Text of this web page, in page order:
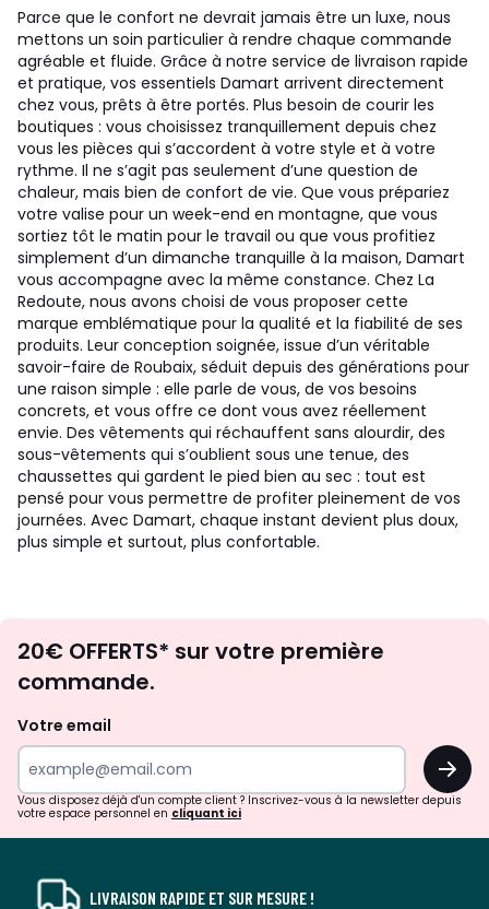
Parce que le confort ne devrait jamais être un luxe, nous
mettons un soin particulier à rendre chaque commande
agréable et fluide. Grâce à notre service de livraison rapide
et pratique, vos essentiels Damart arrivent directement
chez vous, prêts à être portés. Plus besoin de courir les
boutiques : vous choisissez tranquillement depuis chez
vous les pièces qui s’accordent à votre style et à votre
rythme. Il ne s’agit pas seulement d’une question de
chaleur, mais bien de confort de vie. Que vous prépariez
votre valise pour un week-end en montagne, que vous
sortiez tôt le matin pour le travail ou que vous profitiez
simplement d’un dimanche tranquille à la maison, Damart
vous accompagne avec la même constance. Chez La
Redoute, nous avons choisi de vous proposer cette
marque emblématique pour la qualité et la fiabilité de ses
produits. Leur conception soignée, issue d’un véritable
savoir-faire de Roubaix, séduit depuis des générations pour
une raison simple : elle parle de vous, de vos besoins
concrets, et vous offre ce dont vous avez réellement
envie. Des vêtements qui réchauffent sans alourdir, des
sous-vêtements qui s’oublient sous une tenue, des
chaussettes qui gardent le pied bien au sec : tout est
pensé pour vous permettre de profiter pleinement de vos
journées. Avec Damart, chaque instant devient plus doux,
plus simple et surtout, plus confortable.
d'inspirations
surprises?
20€ OFFERTS* sur votre première
commande.
Votre email
OK
Vous disposez déjà d'un compte client ? Inscrivez-vous à la newsletter depuis
votre espace personnel en cliquant ici
LIVRAISON RAPIDE ET SUR MESURE !